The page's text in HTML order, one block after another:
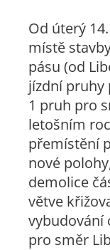
Od úterý
místě
pásu (od
jízdní pruhy
1 pruh pro
letošním
přemístění
nové
demolice
větve
vybudování
pro směr